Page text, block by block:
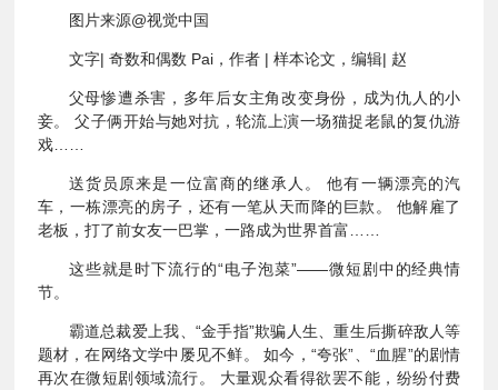
图片来源@视觉中国
文字| 奇数和偶数 Pai，作者 | 样本论文，编辑| 赵
父母惨遭杀害，多年后女主角改变身份，成为仇人的小
妾。 父子俩开始与她对抗，轮流上演一场猫捉老鼠的复仇游
戏……
送货员原来是一位富商的继承人。 他有一辆漂亮的汽
车，一栋漂亮的房子，还有一笔从天而降的巨款。 他解雇了
老板，打了前女友一巴掌，一路成为世界首富……
这些就是时下流行的“电子泡菜”——微短剧中的经典情
节。
霸道总裁爱上我、“金手指”欺骗人生、重生后撕碎敌人等
题材，在网络文学中屡见不鲜。 如今，“夸张”、“血腥”的剧情
再次在微短剧领域流行。 大量观众看得欲罢不能，纷纷付费